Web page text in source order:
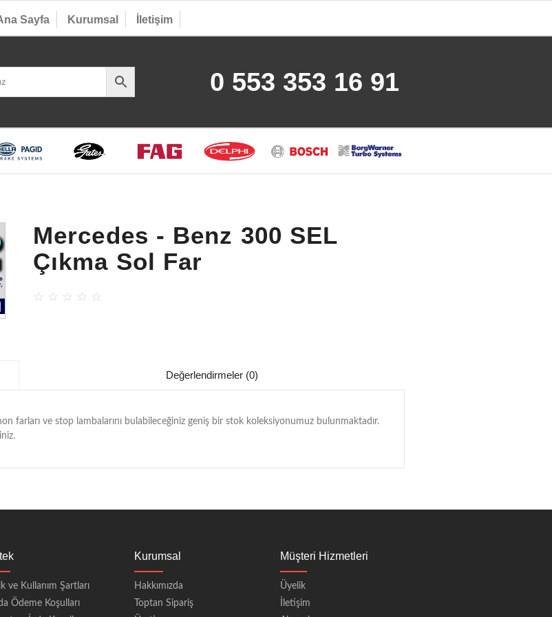
Sayfa Kurumsal İletişim
0 553 353 16 91
Mercedes - Benz 300 SEL
Çıkma Sol Far
☆ ☆ ☆ ☆ ☆
Değerlendirmeler (0)
farları ve stop lambalarını bulabileceğiniz geniş bir stok koleksiyonumuz bulunmaktadır.
ve Kullanım Şartları
Ödeme Koşulları
Kurumsal
Hakkımızda
Toptan Sipariş
Müşteri Hizmetleri
Üyelik
İletişim